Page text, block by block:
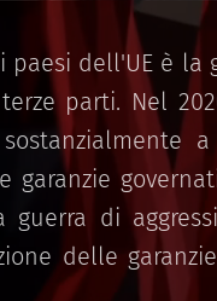
dell'UE è la
parti. Nel
garanzie
di
delle